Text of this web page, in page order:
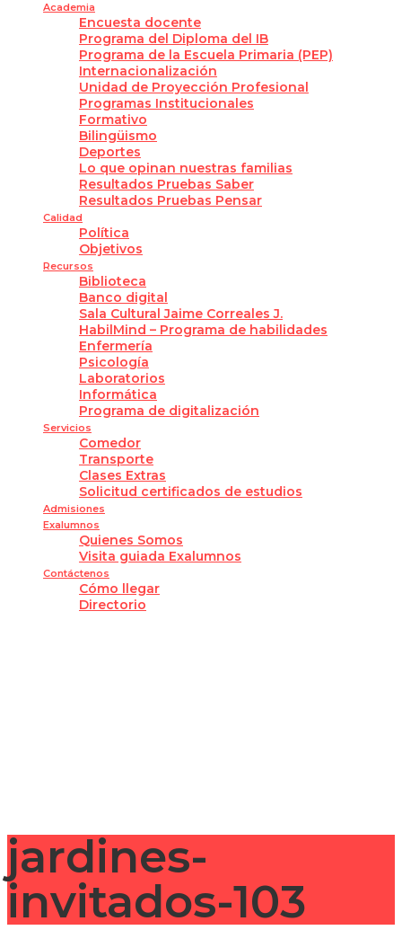
Academia
Encuesta docente
Programa del Diploma del IB
Programa de la Escuela Primaria (PEP)
Internacionalización
Unidad de Proyección Profesional
Programas Institucionales
Formativo
Bilingüismo
Deportes
Lo que opinan nuestras familias
Resultados Pruebas Saber
Resultados Pruebas Pensar
Calidad
Política
Objetivos
Recursos
Biblioteca
Banco digital
Sala Cultural Jaime Correales J.
HabilMind – Programa de habilidades
Enfermería
Psicología
Laboratorios
Informática
Programa de digitalización
Servicios
Comedor
Transporte
Clases Extras
Solicitud certificados de estudios
Admisiones
Exalumnos
Quienes Somos
Visita guiada Exalumnos
Contáctenos
Cómo llegar
Directorio
jardines-
invitados-103